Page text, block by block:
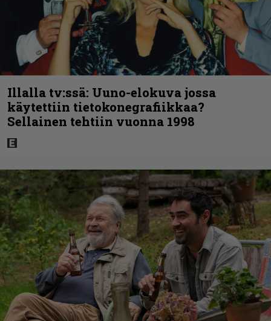
Illalla tv:ssä: Uuno-elokuva jossa
käytettiin tietokonegrafiikkaa?
Sellainen tehtiin vuonna 1998